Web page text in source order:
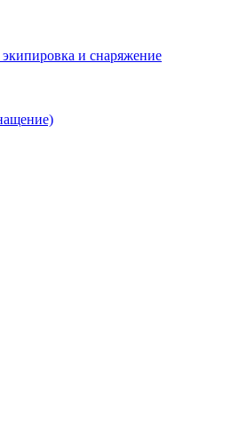
и снаряжение